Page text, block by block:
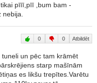
pīīī,pīī ,bum bam -
0 0 Atbildēt
un pēc tam krāmēt
starp mašīnām
es likšu trepītes.Varētu